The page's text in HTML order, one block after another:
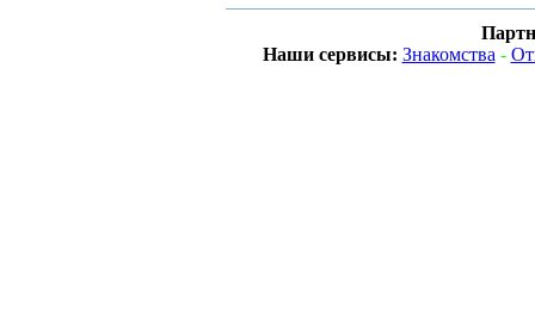
Наши сервисы: Знакомства -